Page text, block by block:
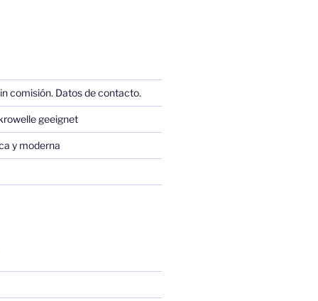
comisión. Datos de contacto.
geeignet
y moderna